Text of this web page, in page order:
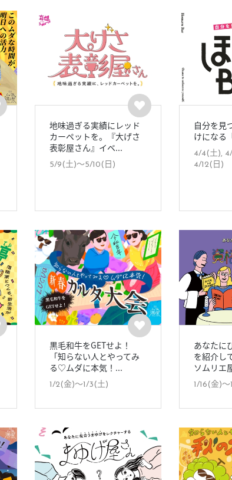
地味過ぎる実績にレッド
カーペットを。『大げさ
表彰屋さん』イベ...
5/9(土)〜5/10(日)
自分を見
けになる
4/4(土),
4/12(日)
黒毛和牛をGETせよ！
「知らない人とやってみ
る♡ムダに本気！...
1/2(金)〜1/3(土)
あなたに
を紹介し
ソムリエ
1/16(金)〜